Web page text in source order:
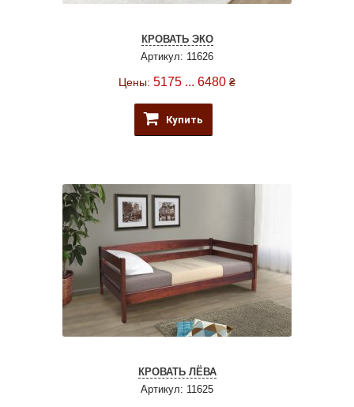
КРОВАТЬ ЭКО
Артикул: 11626
Цены: 5175 ... 6480 ₴
Купить
КРОВАТЬ ЛЁВА
Артикул: 11625